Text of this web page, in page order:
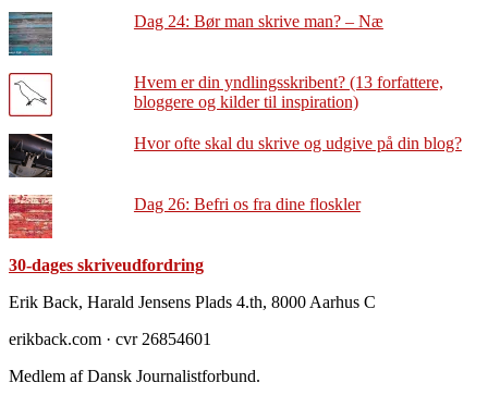
Dag 24: Bør man skrive man? – Næ
Hvem er din yndlingsskribent? (13 forfattere,
bloggere og kilder til inspiration)
Hvor ofte skal du skrive og udgive på din blog?
Dag 26: Befri os fra dine floskler
30-dages skriveudfordring
Footer
Erik Back, Harald Jensens Plads 4.th, 8000 Aarhus C
erikback.com · cvr 26854601
Medlem af Dansk Journalistforbund.